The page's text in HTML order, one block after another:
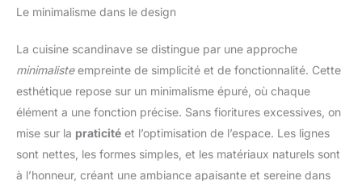
Le minimalisme dans le design
La cuisine scandinave se distingue par une approche
minimalisteempreinte de simplicité et de fonctionnalité. Cette
esthétique repose sur un minimalisme épuré, où chaque
élément a une fonction précise. Sans fioritures excessives, on
mise sur la praticité et l’optimisation de l’espace. Les lignes
sont nettes, les formes simples, et les matériaux naturels sont
à l’honneur, créant une ambiance apaisante et sereine dans